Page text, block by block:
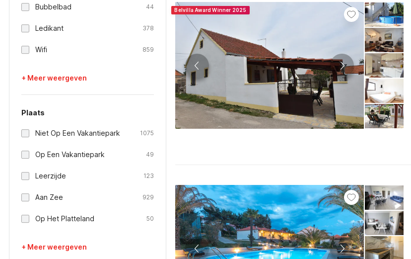
Bubbelbad 44
Ledikant 378
Wifi 859
+ Meer weergeven
Plaats
Niet Op Een Vakantiepark 1075
Op Een Vakantiepark 49
Leerzijde 123
Aan Zee 929
Op Het Platteland 50
+ Meer weergeven
Belvilla Award Winner 2025